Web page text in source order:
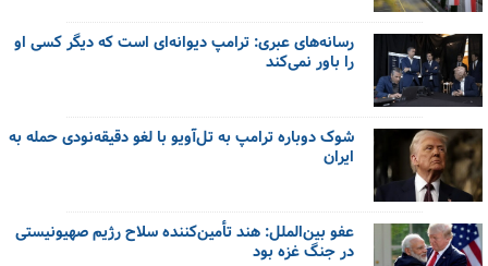
رسانه‌های عبری: ترامپ دیوانه‌ای است که دیگر کسی او
را باور نمی‌کند
شوک دوباره ترامپ به تل‌آویو با لغو دقیقه‌نودی حمله به
ایران
عفو بین‌الملل: هند تأمین‌کننده سلاح رژیم صهیونیستی
در جنگ غزه بود